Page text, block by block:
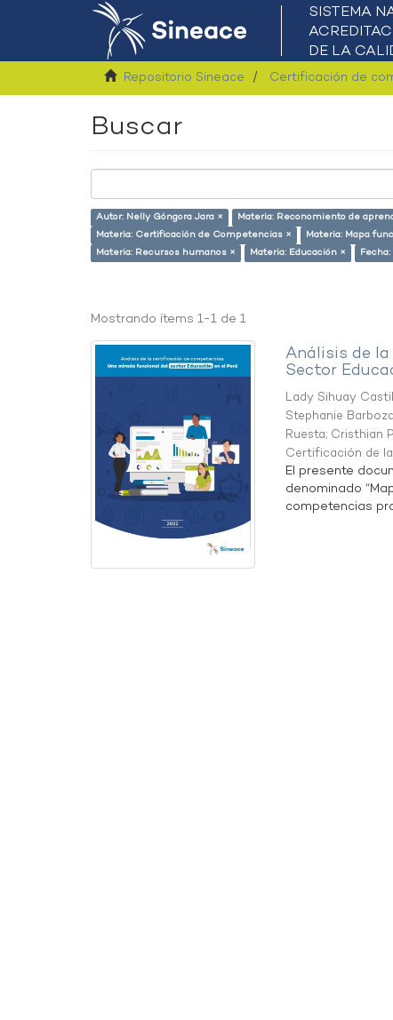
Repositorio Sineace Certificación de
Buscar
Autor: Nelly Góngora Jara × Materia: Reconomiento de
Materia: Certificación de Competencias ×
Materia: Mapa
Materia: Recursos humanos ×
Materia: Educación ×
Mostrando ítems 1-1 de 1
Análisis de
Sector
Lady Sihuay
Stephanie
Ruesta; Cristhian
Certificación de
El presente
denominado
competencias